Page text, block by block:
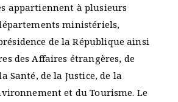
appartiennent à plusieurs
ministériels,
de la République ainsi
des Affaires étrangères, de
Santé, de la Justice, de la
et du Tourisme. Le